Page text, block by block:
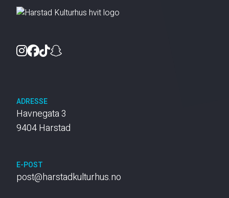
Instagram
Facebook
TikTok
ADRESSE
Havnegata 3
9404 Harstad
E-POST
post@harstadkulturhus.no